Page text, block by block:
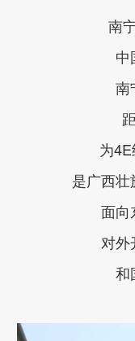
南
中
南
为
是广西壮
面向
对外
和